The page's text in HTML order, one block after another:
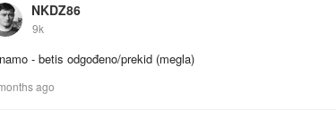
NKDZ86
9k
- betis odgođeno/prekid (megla)
ago